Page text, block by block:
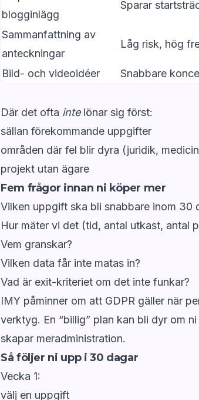
blogginlägg
Sparar
Sammanfattning av
anteckningar
Låg risk, hög
Bild- och videoidéer
Snabbare
Där det ofta intelönar sig först:
sällan förekommande uppgifter
områden där fel blir dyra (juridik,
projekt utan ägare
Fem frågor innan ni köper mer
Vilken uppgift ska bli snabbare inom 30
Hur mäter vi det (tid, antal utkast, antal
Vem granskar?
Vilken data får inte matas in?
Vad är exit-kriteriet om det inte funkar?
IMY påminner om att GDPR gäller när
verktyg. En “billig” plan kan bli dyr om
skapar meradministration.
Så följer ni upp i 30 dagar
Vecka 1:
välj en uppgift